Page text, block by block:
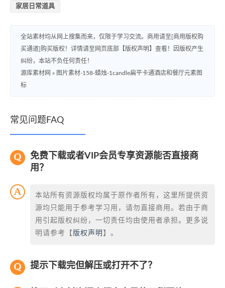
家居日常道具
全站素材均从网上搜集而来，仅限于学习交流。商用请至[商用版权购
买通道]购买版权！详情请至网页底部【版权声明】查看！因版权产生
纠纷，本站不负任何责任！
源库素材网 » 图片素材-158-蜡烛-1candle扁平卡通酒店和餐厅元素图
标
常见问题FAQ
免费下载或者VIP会员专享资源能否直接商
用？
本站所有资源版权均属于原作者所有，这里所提供资
源均只能用于参考学习用，请勿直接商用。若由于商
用引起版权纠纷，一切责任均由使用者承担。更多说
明请参考【 版权声明 】。
提示下载完但解压或打开不了？